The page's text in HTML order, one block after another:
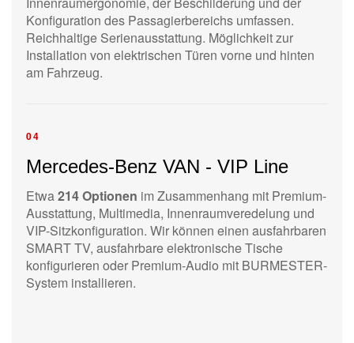
Konfiguration des Passagierbereichs umfassen.
Reichhaltige Serienausstattung. Möglichkeit zur
Installation von elektrischen Türen vorne und hinten
am Fahrzeug.
04
Mercedes-Benz VAN - VIP Line
Etwa214 Optionen im Zusammenhang mit Premium-
Ausstattung, Multimedia, Innenraumveredelung und
VIP-Sitzkonfiguration. Wir können einen ausfahrbaren
SMART TV, ausfahrbare elektronische Tische
konfigurieren oder Premium-Audio mit BURMESTER-
System installieren.